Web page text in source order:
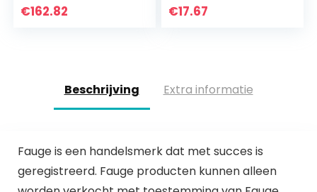
digitale klok –
€162.82
douchespiegel,
€17.67
Beschrijving Extra informatie
Fauge is een handelsmerk dat met succes is
geregistreerd. Fauge producten kunnen alleen